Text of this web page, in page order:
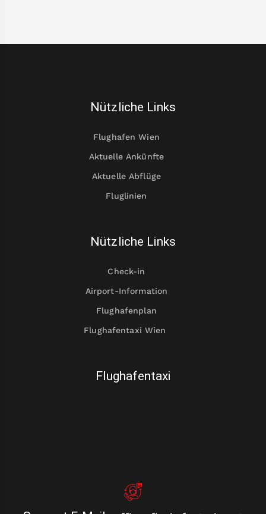
Nützliche Links
Flughafen Wien
Aktuelle Ankünfte
Aktuelle Abflüge
Fluglinien
Nützliche Links
Check-in
Airport-Information
Flughafenplan
Flughafentaxi Wien
Flughafentaxi